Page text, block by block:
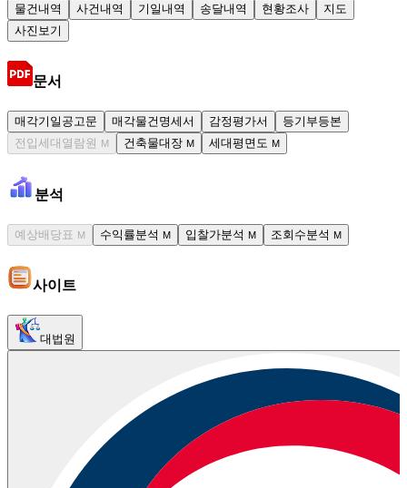
물건내역 사건내역 기일내역 송달내역 현황조사
지도
사진보기
문서
매각기일공고문 매각물건명세서 감정평가서
등기부등본
전입세대열람원
M 건축물대장 M 세대평면도 M
분석
예상배당표 M 수익률분석 M 입찰가분석 M 조회수분석 M
사이트
대법원